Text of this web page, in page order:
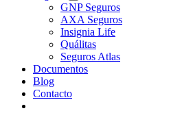
GNP Seguros
AXA Seguros
Insignia Life
Quálitas
Seguros Atlas
Documentos
Blog
Contacto